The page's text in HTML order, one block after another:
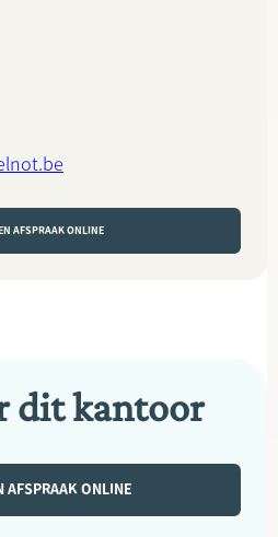
AFSPRAAK ONLINE
dit kantoor
AFSPRAAK ONLINE